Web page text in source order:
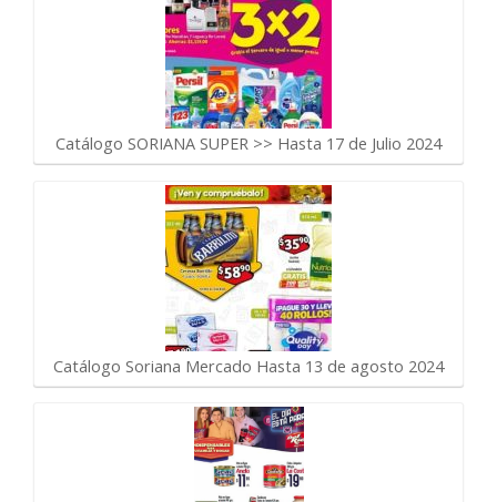
Catálogo SORIANA SUPER >> Hasta 17 de Julio 2024
Catálogo Soriana Mercado Hasta 13 de agosto 2024